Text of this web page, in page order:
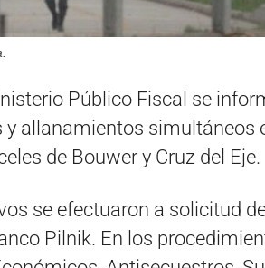
Público Fiscal se
y allanamientos simultáneos
de Bouwer y Cruz del Eje.
se efectuaron a solicitud
Pilnik. En los